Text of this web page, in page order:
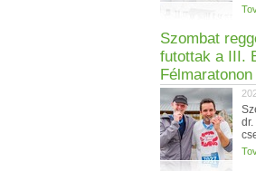
Szombat
futottak a III.
Félmaratonon